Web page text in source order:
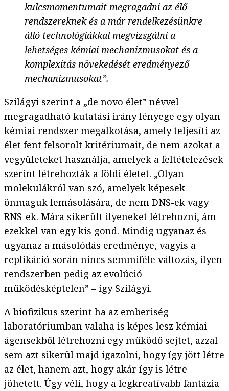
kulcsmomentumait megragadni az élő
rendszereknek és a már rendelkezésünkre
álló technológiákkal megvizsgálni a
lehetséges kémiai mechanizmusokat és a
komplexitás növekedését eredményező
mechanizmusokat”.
Szilágyi szerint a „de novo élet” névvel
megragadható kutatási irány lényege egy olyan
kémiai rendszer megalkotása, amely teljesíti az
élet fent felsorolt kritériumait, de nem azokat a
vegyületeket használja, amelyek a feltételezések
szerint létrehozták a földi életet. „Olyan
molekulákról van szó, amelyek képesek
önmaguk lemásolására, de nem DNS-ek vagy
RNS-ek. Mára sikerült ilyeneket létrehozni, ám
ezekkel van egy kis gond. Mindig ugyanaz és
ugyanaz a másolódás eredménye, vagyis a
replikáció során nincs semmiféle változás, ilyen
rendszerben pedig az evolúció
működésképtelen” – így Szilágyi.
A biofizikus szerint ha az emberiség
laboratóriumban valaha is képes lesz kémiai
ágensekből létrehozni egy működő sejtet, azzal
sem azt sikerül majd igazolni, hogy így jött létre
az élet, hanem azt, hogy akár így is létre
jöhetett. Úgy véli, hogy a legkreatívabb fantázia